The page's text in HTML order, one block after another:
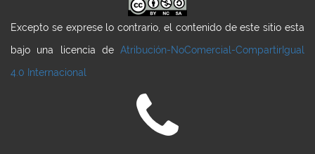
Excepto se exprese lo contrario, el contenido de este sitio esta
bajo una licencia de Atribución-NoComercial-CompartirIgual
4.0 Internacional